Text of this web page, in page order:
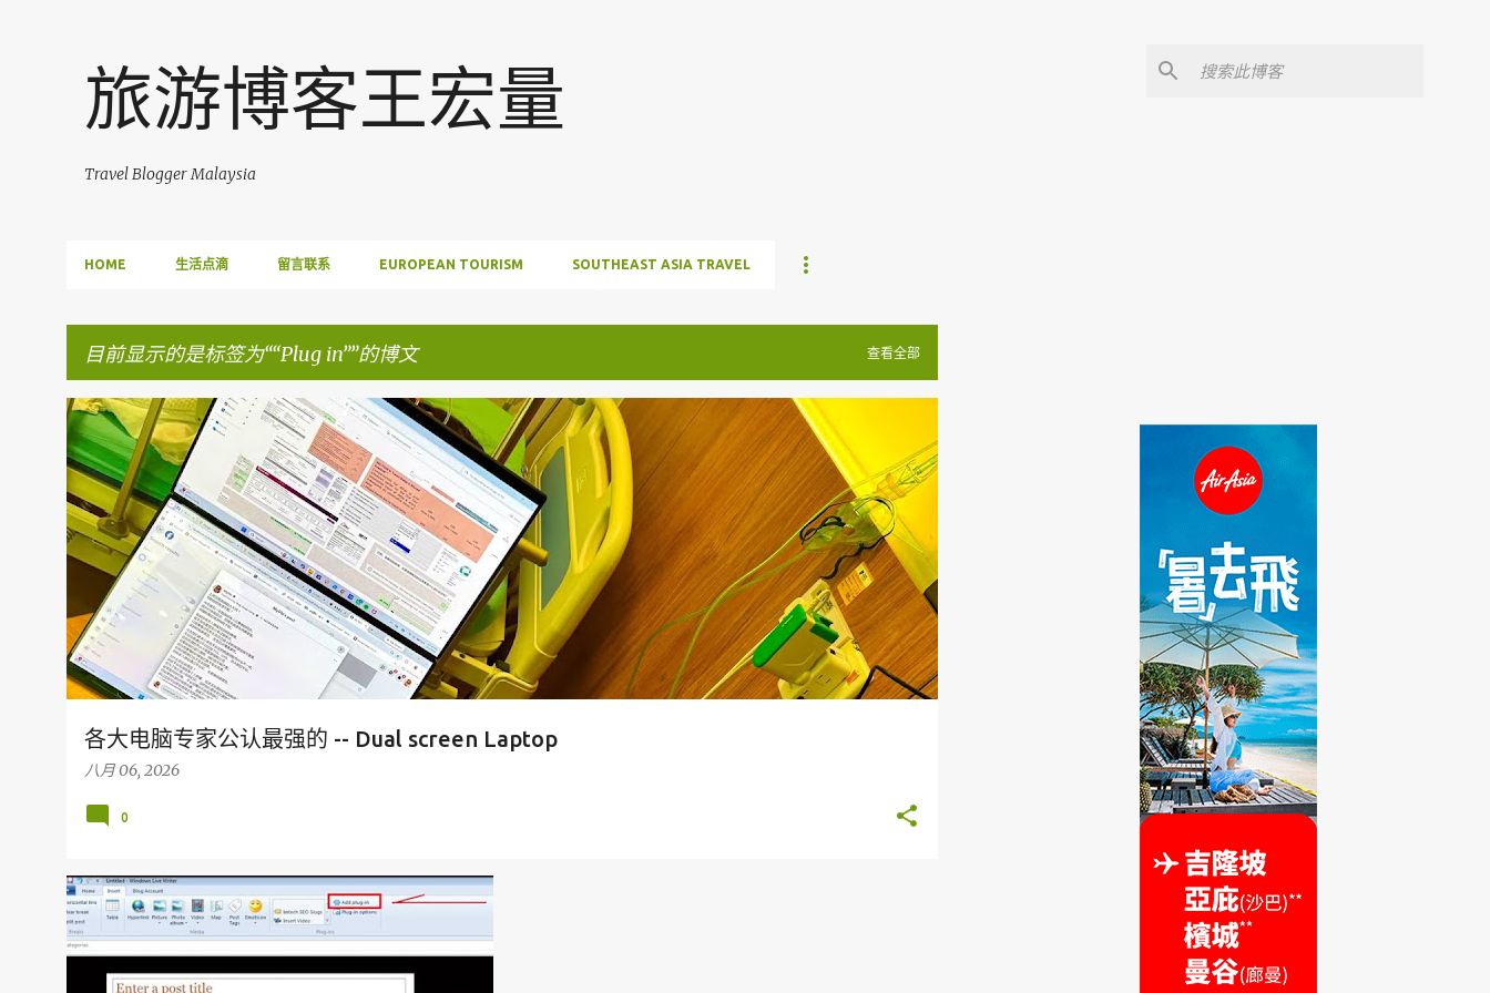
旅游博客王宏量
Travel Blogger Malaysia
HOME 生活点滴 留言联系 EUROPEAN TOURISM SOUTHEAST ASIA TRAVEL
目前显示的是标签为“ Plug in ”的博文 查看全部
博
文
各大电脑专家公认最强的 -- Dual screen Laptop
八月 06, 2026
FACEBOOK POST
0
部落格教学 GOOGLE PLUG IN